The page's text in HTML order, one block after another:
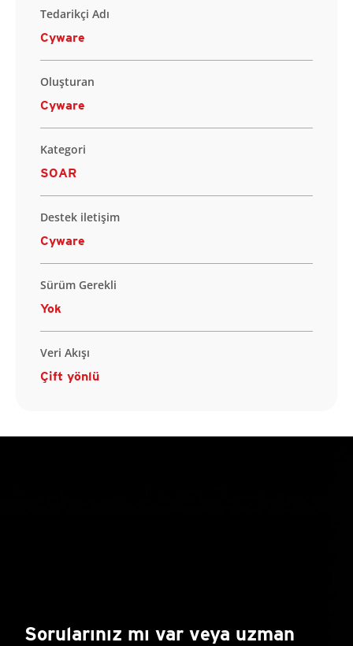
Tedarikçi Adı
Cyware
Oluşturan
Cyware
Kategori
SOAR
Destek iletişim
Cyware
Sürüm Gerekli
Yok
Veri Akışı
Çift yönlü
Sorularınız mı var veya uzman